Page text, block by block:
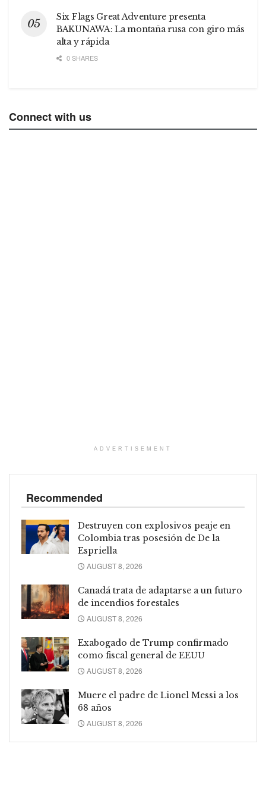
Six Flags Great Adventure presenta
BAKUNAWA: La montaña rusa con giro más
alta y rápida
0 SHARES
Connect with us
ADVERTISEMENT
Recommended
Destruyen con explosivos peaje en
Colombia tras posesión de De la
Espriella
AUGUST 8, 2026
Canadá trata de adaptarse a un futuro
de incendios forestales
AUGUST 8, 2026
Exabogado de Trump confirmado
como fiscal general de EEUU
AUGUST 8, 2026
Muere el padre de Lionel Messi a los
68 años
AUGUST 8, 2026